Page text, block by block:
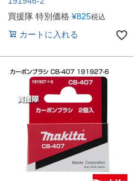
買援隊 特別価格 ¥825税込
カートに入れる